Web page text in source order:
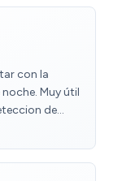
con la
Muy útil
de
la
casa y solo